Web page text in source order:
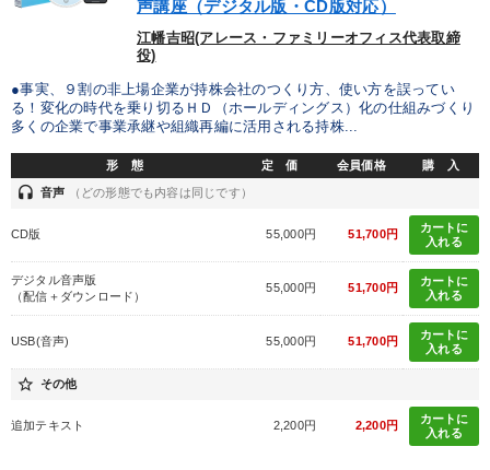
声講座（デジタル版・CD版対応）
江幡吉昭(アレース・ファミリーオフィス代表取締
役)
●事実、９割の非上場企業が持株会社のつくり方、使い方を誤ってい
る！変化の時代を乗り切るＨＤ（ホールディングス）化の仕組みづくり
多くの企業で事業承継や組織再編に活用される持株...
形 態 定 価 会員価格 購 入
headset 音声 （どの形態でも内容は同じです）
CD版 55,000円 51,700円
カートに
入れる
デジタル音声版
（配信＋ダウンロード）
55,000円 51,700円
カートに
入れる
USB(音声) 55,000円 51,700円
カートに
入れる
star_border その他
追加テキスト 2,200円 2,200円
カートに
入れる